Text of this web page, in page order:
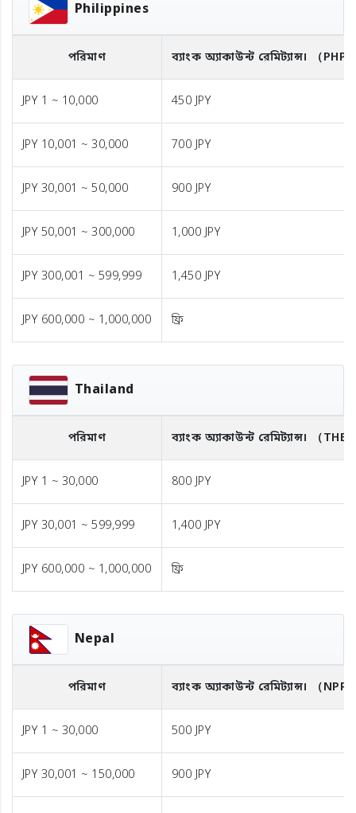
Philippines
পরিমাণ ব্যাংক অ্যাকাউন্ট রেমিট্যান্স। （PHP
JPY 1 ~ 10,000 450 JPY
JPY 10,001 ~ 30,000 700 JPY
JPY 30,001 ~ 50,000 900 JPY
JPY 50,001 ~ 300,000 1,000 JPY
JPY 300,001 ~ 599,999 1,450 JPY
JPY 600,000 ~ 1,000,000 ফ্রি
Thailand
পরিমাণ ব্যাংক অ্যাকাউন্ট রেমিট্যান্স। （THB
JPY 1 ~ 30,000 800 JPY
JPY 30,001 ~ 599,999 1,400 JPY
JPY 600,000 ~ 1,000,000 ফ্রি
Nepal
পরিমাণ ব্যাংক অ্যাকাউন্ট রেমিট্যান্স। （NPR
JPY 1 ~ 30,000 500 JPY
JPY 30,001 ~ 150,000 900 JPY